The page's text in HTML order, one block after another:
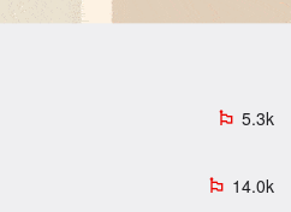
emoji_flags 5.3k
emoji_flags 14.0k